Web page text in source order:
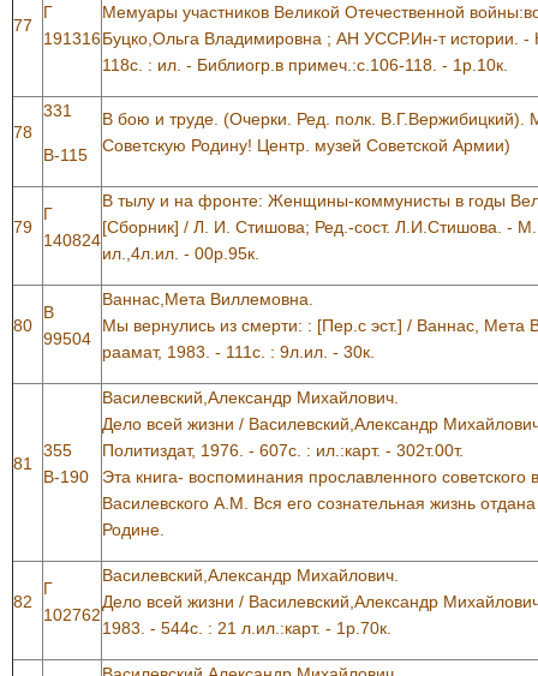
77
Г
191316
Мемуары участников Великой Отечественной
Буцко,Ольга Владимировна ; АН УССР.Ин-т истории. -
118с. : ил. - Библиогр.в примеч.:с.106-118. - 1р.10к.
78
331
В-115
В бою и труде. (Очерки. Ред. полк. В.Г.Вержибицкий).
Советскую Родину! Центр. музей Советской Армии)
79
Г
140824
В тылу и на фронте: Женщины-коммунисты в годы
[Сборник] / Л. И. Стишова; Ред.-сост. Л.И.Стишова. -
ил.,4л.ил. - 00р.95к.
80
В
99504
Ваннас,Мета Виллемовна.
Мы вернулись из смерти: : [Пер.с эст.] / Ваннас, Мета
раамат, 1983. - 111с. : 9л.ил. - 30к.
81
355
В-190
Василевский,Александр Михайлович.
Дело всей жизни / Василевский,Александр
Политиздат, 1976. - 607с. : ил.:карт. - 302т.00т.
Эта книга- воспоминания прославленного
Василевского А.М. Вся его сознательная жизнь
Родине.
82
Г
102762
Василевский,Александр Михайлович.
Дело всей жизни / Василевский,Александр
1983. - 544с. : 21 л.ил.:карт. - 1р.70к.